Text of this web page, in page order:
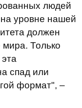
людей
уровне нашей
должен
Только
спад или
формат", –